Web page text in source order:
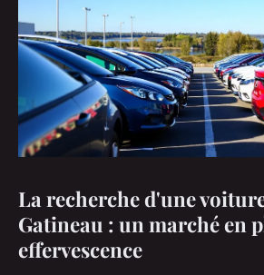
La recherche d'une
Gatineau : un marché en
effervescence